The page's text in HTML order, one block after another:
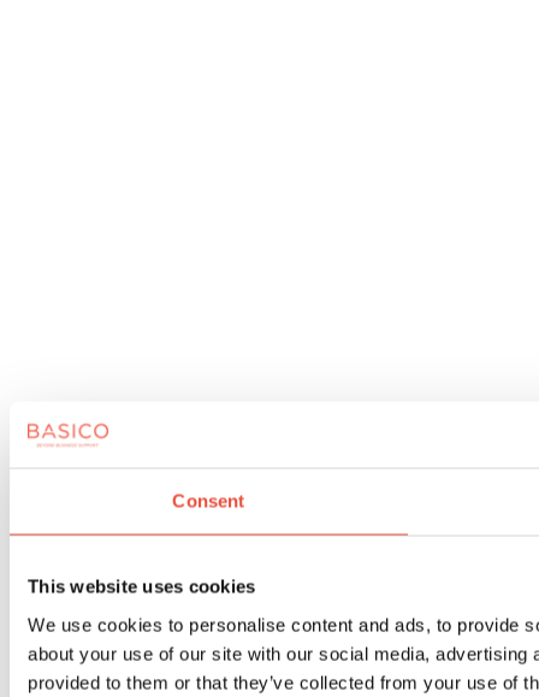
Consent
This website uses cookies
We use cookies to personalise content and ads, to provide
about your use of our site with our social media,
provided to them or that they’ve collected from your use of